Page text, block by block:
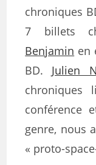
chroniques
7 billets
Benjamin en
BD. Julien
chroniques
conférence
genre, nous
« proto-